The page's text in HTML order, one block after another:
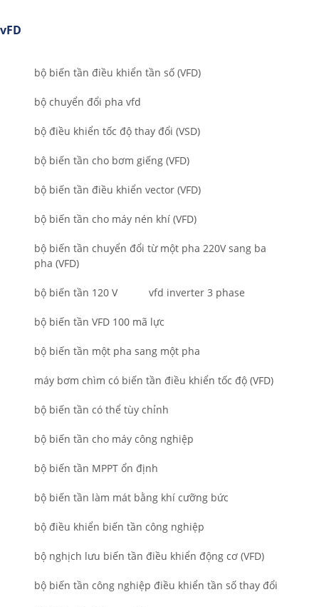
vFD
bộ biến tần điều khiển tần số (VFD)
bộ chuyển đổi pha vfd
bộ điều khiển tốc độ thay đổi (VSD)
bộ biến tần cho bơm giếng (VFD)
bộ biến tần điều khiển vector (VFD)
bộ biến tần cho máy nén khí (VFD)
bộ biến tần chuyển đổi từ một pha 220V sang ba
pha (VFD)
bộ biến tần 120 V vfd inverter 3 phase
bộ biến tần VFD 100 mã lực
bộ biến tần một pha sang một pha
máy bơm chìm có biến tần điều khiển tốc độ (VFD)
bộ biến tần có thể tùy chỉnh
bộ biến tần cho máy công nghiệp
bộ biến tần MPPT ổn định
bộ biến tần làm mát bằng khí cưỡng bức
bộ điều khiển biến tần công nghiệp
bộ nghịch lưu biến tần điều khiển động cơ (VFD)
bộ biến tần công nghiệp điều khiển tần số thay đổi